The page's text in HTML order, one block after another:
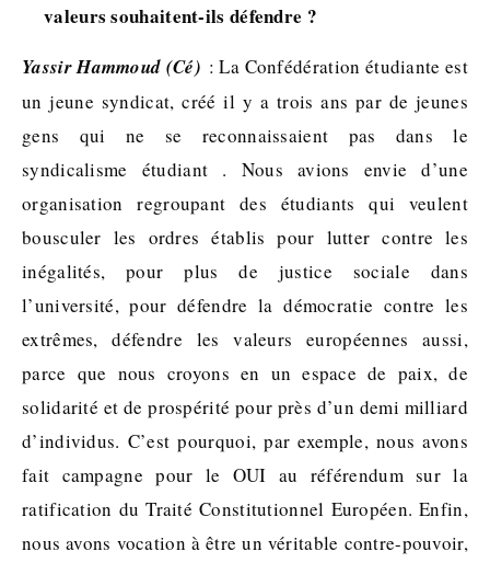
valeurs souhaitent-ils défendre ?
Yassir Hammoud (Cé) : La Confédération étudiante est
un jeune syndicat, créé il y a trois ans par de jeunes
gens qui ne se reconnaissaient pas dans le
syndicalisme étudiant . Nous avions envie d’une
organisation regroupant des étudiants qui veulent
bousculer les ordres établis pour lutter contre les
inégalités, pour plus de justice sociale dans
l’université, pour défendre la démocratie contre les
extrêmes, défendre les valeurs européennes aussi,
parce que nous croyons en un espace de paix, de
solidarité et de prospérité pour près d’un demi milliard
d’individus. C’est pourquoi, par exemple, nous avons
fait campagne pour le OUI au référendum sur la
ratification du Traité Constitutionnel Européen. Enfin,
nous avons vocation à être un véritable contre-pouvoir,